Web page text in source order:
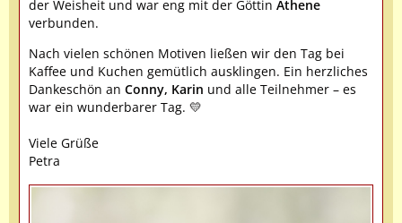
der Weisheit und war eng mit der Göttin Athene
verbunden.
Nach vielen schönen Motiven ließen wir den Tag bei
Kaffee und Kuchen gemütlich ausklingen. Ein herzliches
Dankeschön an Conny, Karin und alle Teilnehmer – es
war ein wunderbarer Tag. 💛
Viele Grüße
Petra